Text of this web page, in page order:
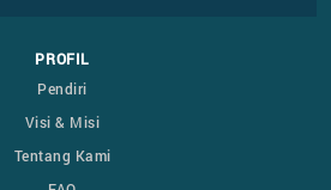
PROFIL
Pendiri
Visi & Misi
Tentang Kami